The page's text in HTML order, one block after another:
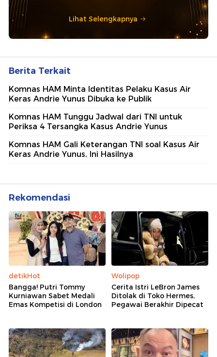
Lihat Selengkapnya
Berita Terkait
Komnas HAM Minta Identitas Pelaku Kasus Air
Keras Andrie Yunus Dibuka ke Publik
Komnas HAM Tunggu Jadwal dari TNI untuk
Periksa 4 Tersangka Kasus Andrie Yunus
Komnas HAM Gali Keterangan TNI soal Kasus Air
Keras Andrie Yunus, Ini Hasilnya
Rekomendasi
detikHot
Bangga! Putri Tommy
Kurniawan Sabet Medali
Emas Kompetisi di London
Wolipop
Cerita Istri LeBron James
Ditolak di Toko Hermes,
Pegawai Berakhir Dipecat